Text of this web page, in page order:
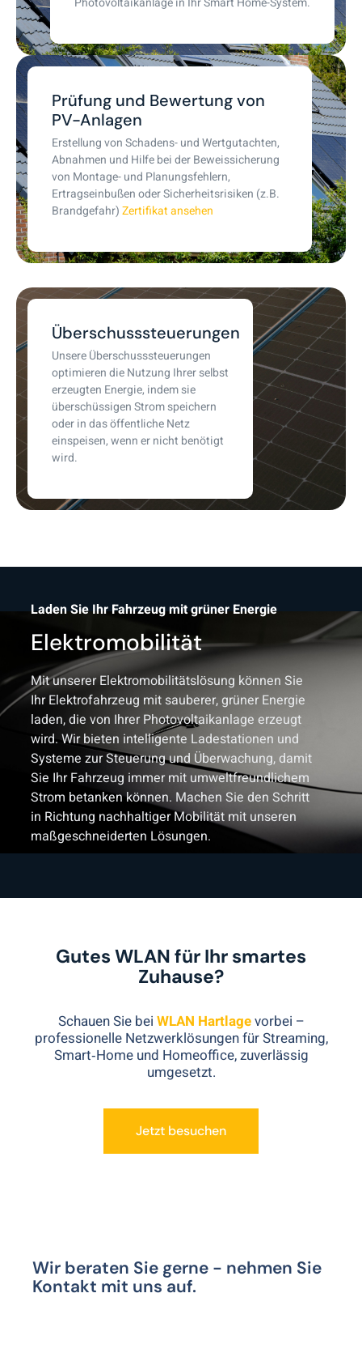
Prüfung und Bewertung von
PV-Anlagen
Erstellung von Schadens- und Wertgutachten,
Abnahmen und Hilfe bei der Beweissicherung
von Montage- und Planungsfehlern,
Ertragseinbußen oder Sicherheitsrisiken (z.B.
Brandgefahr)Zertifikat ansehen
Überschusssteuerungen
Unsere Überschusssteuerungen
optimieren die Nutzung Ihrer selbst
erzeugten Energie, indem sie
überschüssigen Strom speichern
oder in das öffentliche Netz
einspeisen, wenn er nicht benötigt
wird.
Laden Sie Ihr Fahrzeug mit grüner Energie
Elektromobilität
Mit unserer Elektromobilitätslösung können Sie
Ihr Elektrofahrzeug mit sauberer, grüner Energie
laden, die von Ihrer Photovoltaikanlage erzeugt
wird. Wir bieten intelligente Ladestationen und
Systeme zur Steuerung und Überwachung, damit
Sie Ihr Fahrzeug immer mit umweltfreundlichem
Strom betanken können. Machen Sie den Schritt
in Richtung nachhaltiger Mobilität mit unseren
maßgeschneiderten Lösungen.
Gutes WLAN für Ihr smartes
Zuhause?
Schauen Sie bei WLAN Hartlagevorbei –
professionelle Netzwerklösungen für Streaming,
Smart‑Home und Homeoffice, zuverlässig
umgesetzt.
Jetzt besuchen
Wir beraten Sie gerne - nehmen Sie
Kontakt mit uns auf.